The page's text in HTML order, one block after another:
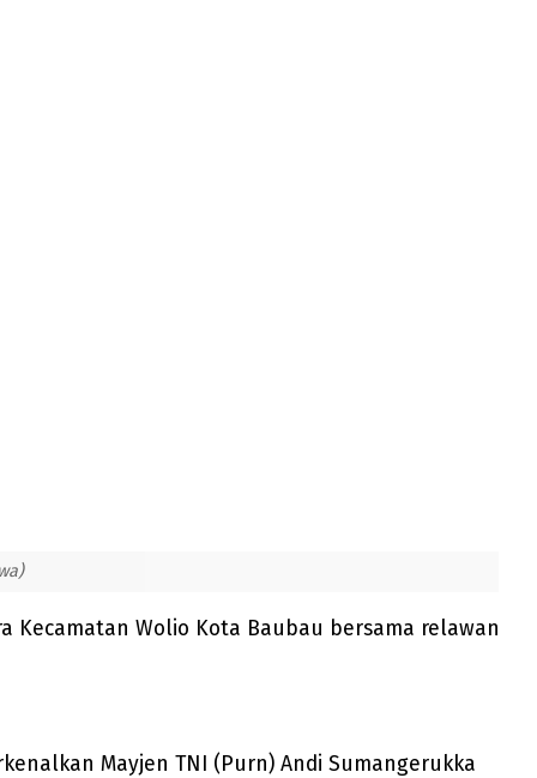
Kecamatan Wolio Kota Baubau bersama relawan
Mayjen TNI (Purn) Andi Sumangerukka